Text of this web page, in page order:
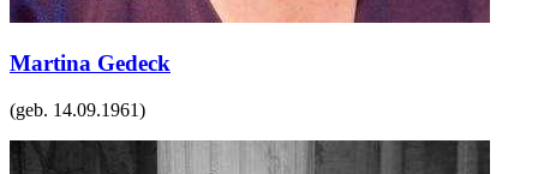
Martina Gedeck
(geb. 14.09.1961)